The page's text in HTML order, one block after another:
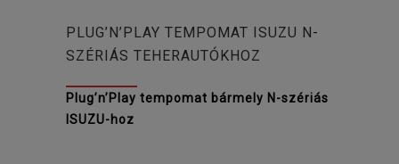
PLUG’N’PLAY TEMPOMAT ISUZU N-
SZÉRIÁS TEHERAUTÓKHOZ
Plug’n’Play tempomat bármely N-szériás
ISUZU-hoz